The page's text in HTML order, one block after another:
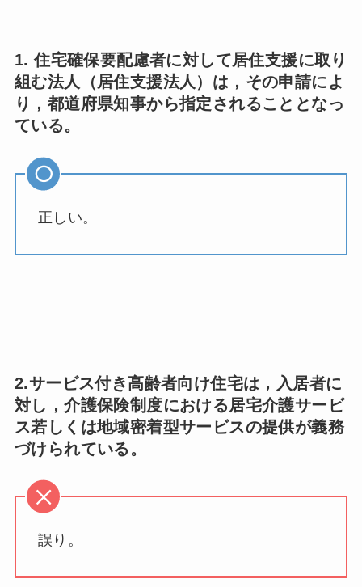
1. 住宅確保要配慮者に対して居住支援に取り
組む法人（居住支援法人）は，その申請によ
り，都道府県知事から指定されることとなっ
ている。
正しい。
2.サービス付き高齢者向け住宅は，入居者に
対し，介護保険制度における居宅介護サービ
ス若しくは地域密着型サービスの提供が義務
づけられている。
誤り。